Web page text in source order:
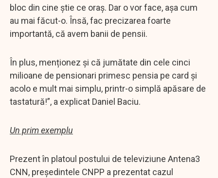
bloc din cine știe ce oraș. Dar o vor face, așa cum
au mai făcut-o. Însă, fac precizarea foarte
importantă, că avem banii de pensii.
În plus, menționez și că jumătate din cele cinci
milioane de pensionari primesc pensia pe card și
acolo e mult mai simplu, printr-o simplă apăsare de
tastatură!”, a explicat Daniel Baciu.
Un prim exemplu
Prezent în platoul postului de televiziune Antena3
CNN, președintele CNPP a prezentat cazul